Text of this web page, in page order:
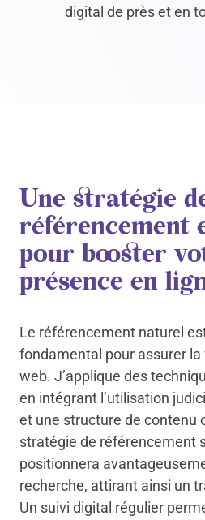
digital de près et en
Une stratégie
référencement
pour booster
présence en
Le référencement naturel
fondamental pour assurer
web. J’applique des
en intégrant l’utilisation
et une structure de contenu
stratégie de référencement
positionnera
recherche, attirant ainsi un
Un suivi digital régulier